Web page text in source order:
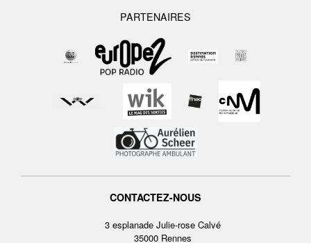
PARTENAIRES
CONTACTEZ-NOUS
3 esplanade Julie-rose Calvé
35000 Rennes